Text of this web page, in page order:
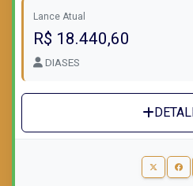
Lance Atual
R$ 18.440,60
DIASES